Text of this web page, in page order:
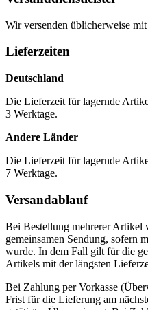
Wir versenden üblicherweise
Lieferzeiten
Deutschland
Die Lieferzeit für lagernde
3 Werktage.
Andere Länder
Die Lieferzeit für lagernde
7 Werktage.
Versandablauf
Bei Bestellung mehrerer Artikel
gemeinsamen Sendung, sofern
wurde. In dem Fall gilt für die
Artikels mit der längsten
Bei Zahlung per Vorkasse
Frist für die Lieferung am